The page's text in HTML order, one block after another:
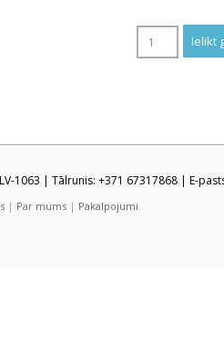
1063 | Tālrunis: +371 67317868 | E-
| Par mums | Pakalpojumi